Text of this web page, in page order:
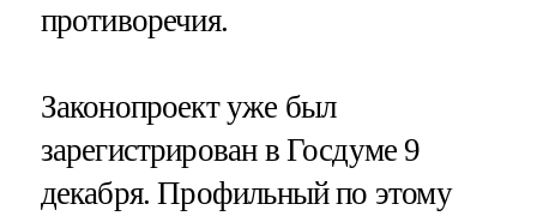
противоречия.
Законопроект уже был
зарегистрирован в Госдуме 9
декабря. Профильный по этому